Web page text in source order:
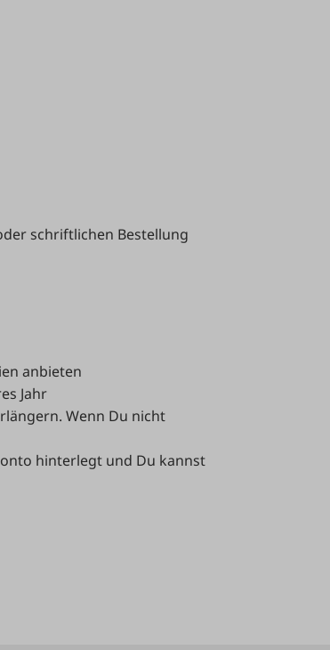
schriftlichen Bestellung
anbieten
Jahr
Wenn Du nicht
hinterlegt und Du kannst